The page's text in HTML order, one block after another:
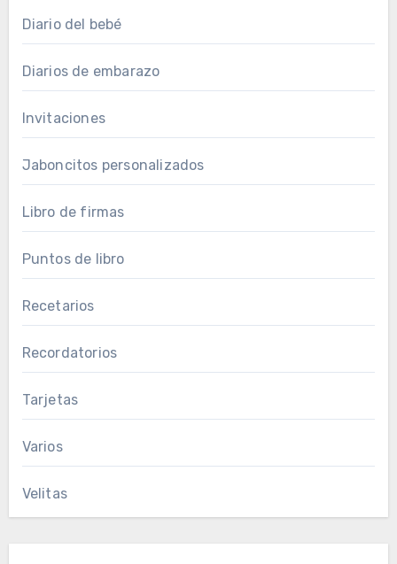
Diario del bebé
Diarios de embarazo
Invitaciones
Jaboncitos personalizados
Libro de firmas
Puntos de libro
Recetarios
Recordatorios
Tarjetas
Varios
Velitas